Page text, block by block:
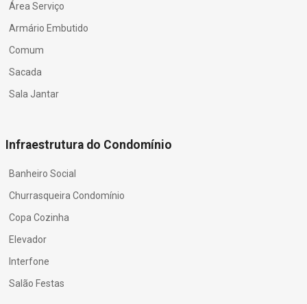
Área Serviço
Armário Embutido
Comum
Sacada
Sala Jantar
Infraestrutura do Condomínio
Banheiro Social
Churrasqueira Condomínio
Copa Cozinha
Elevador
Interfone
Salão Festas